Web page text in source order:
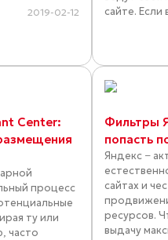
2019-02-12
сайте. Если
Center:
процесс
ту или
часто
Фильтры
попасть
Яндекс −
сайтах и
ресурсов.
выдачу